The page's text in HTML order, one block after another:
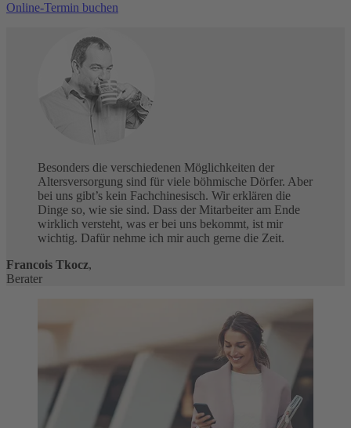
Online-Termin buchen
Besonders die verschiedenen Möglichkeiten der
Altersversorgung sind für viele böhmische Dörfer. Aber
bei uns gibt’s kein Fachchinesisch. Wir erklären die
Dinge so, wie sie sind. Dass der Mitarbeiter am Ende
wirklich versteht, was er bei uns bekommt, ist mir
wichtig. Dafür nehme ich mir auch gerne die Zeit.
Francois Tkocz,
Berater